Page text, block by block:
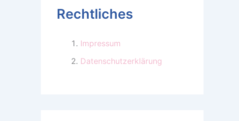
Rechtliches
Impressum
Datenschutzerklärung